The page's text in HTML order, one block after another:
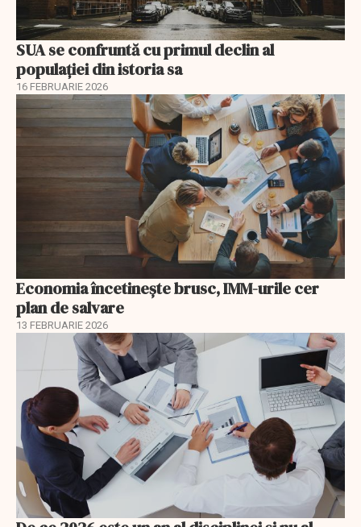
SUA se confruntă cu primul declin al
populației din istoria sa
16 FEBRUARIE 2026
Economia încetinește brusc, IMM-urile cer
plan de salvare
13 FEBRUARIE 2026